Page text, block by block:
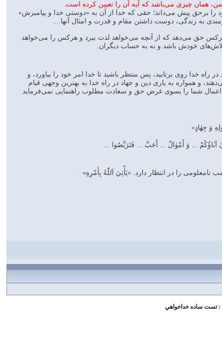
همان چيزى مى‌باشد كه آيه آن را تعيين كرده است.
را برحق پيش مى‌داند؛ حقى كه خدا از آن به «دوستى خدا و پيامبرش»
به زندگى، دوست داشتن مقام و قدرت و امثال آنها....
هركس حق مى‌دهد كه از آنچه مى‌خواهد لذت ببرد و هركس را مى‌خواهد
خودش باشد و نه به حساب ديگران.
خدا روى برتابيد، پس منتظر باشيد تا خدا امر خود را بياورد، و
و همواره به يارى دين و جهاد در راه خدا به بهترين وجهى قيام
اعمال شما را بسوى غرض حق و سعادت مطلوب راهنمايى نمى‌فرمايد
وَ جِهٰادٍ»
آبٰاؤُكُمْ‌ ... وَ أَمْوٰالٌ‌ ... أَحَبَّ‌ ... فَتَرَبَّصُوا ...
را در انتظار دارد. «يَأْتِيَ اَللّٰهُ بِأَمْرِهِ‌»
تست ساده خداخواهي